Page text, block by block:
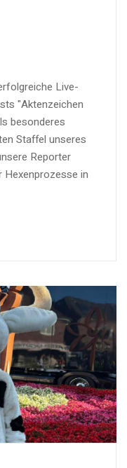
Live-
"Aktenzeichen
besonderes
Staffel unseres
Reporter
Hexenprozesse in